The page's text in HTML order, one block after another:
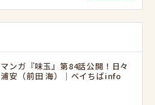
マンガ『味玉』第84話公開！日々
浦安（前田 海）｜ベイちばinfo